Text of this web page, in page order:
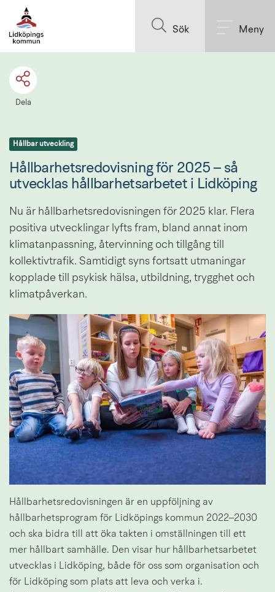
Sök Meny
Dela
Hållbar utveckling
Hållbarhetsredovisning för 2025 – så
utvecklas hållbarhetsarbetet i Lidköping
Nu är hållbarhetsredovisningen för 2025 klar. Flera
positiva utvecklingar lyfts fram, bland annat inom
klimatanpassning, återvinning och tillgång till
kollektivtrafik. Samtidigt syns fortsatt utmaningar
kopplade till psykisk hälsa, utbildning, trygghet och
klimatpåverkan.
Hållbarhetsredovisningen är en uppföljning av
hållbarhetsprogram för Lidköpings kommun 2022–2030
och ska bidra till att öka takten i omställningen till ett
mer hållbart samhälle. Den visar hur hållbarhetsarbetet
utvecklas i Lidköping, både för oss som organisation och
för Lidköping som plats att leva och verka i.